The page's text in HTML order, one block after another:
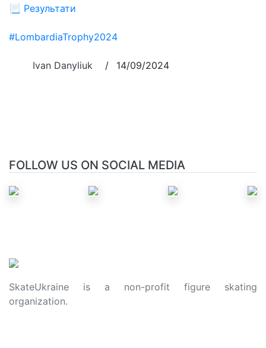
📃 Результати
#LombardiaTrophy2024
Ivan Danyliuk / 14/09/2024
FOLLOW US ON SOCIAL MEDIA
SkateUkraine is a non-profit figure skating
organization.